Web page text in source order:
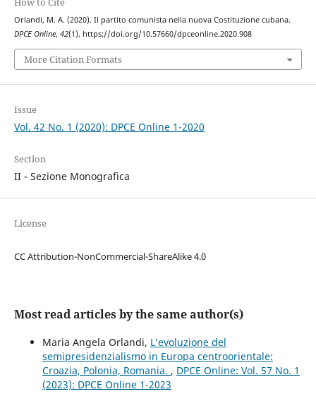
Orlandi, M. A. (2020). Il partito comunista nella nuova Costituzione cubana.
DPCE Online, 42(1). https://doi.org/10.57660/dpceonline.2020.908
More Citation Formats
Issue
Vol. 42 No. 1 (2020): DPCE Online 1-2020
Section
II - Sezione Monografica
License
CC Attribution-NonCommercial-ShareAlike 4.0
Most read articles by the same author(s)
Maria Angela Orlandi, L’evoluzione del
semipresidenzialismo in Europa centroorientale:
Croazia, Polonia, Romania. , DPCE Online: Vol. 57 No. 1
(2023): DPCE Online 1-2023